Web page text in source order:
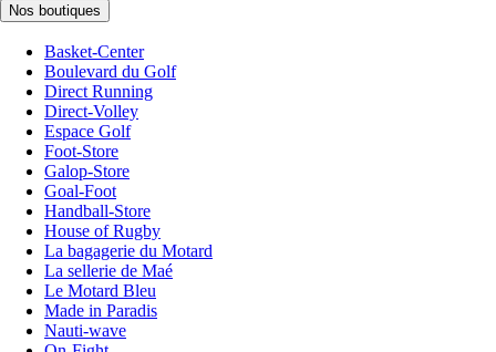
Nos boutiques
Basket-Center
Boulevard du Golf
Direct Running
Direct-Volley
Espace Golf
Foot-Store
Galop-Store
Goal-Foot
Handball-Store
House of Rugby
La bagagerie du Motard
La sellerie de Maé
Le Motard Bleu
Made in Paradis
Nauti-wave